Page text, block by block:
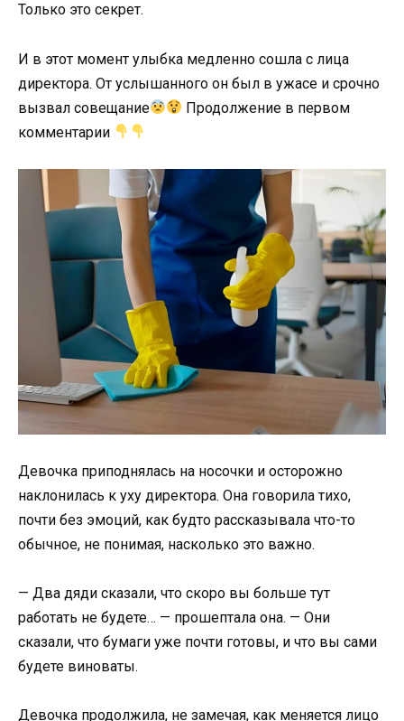
Только это секрет.
И в этот момент улыбка медленно сошла с лица
директора. От услышанного он был в ужасе и срочно
вызвал совещание
Продолжение в первом
комментарии
Девочка приподнялась на носочки и осторожно
наклонилась к уху директора. Она говорила тихо,
почти без эмоций, как будто рассказывала что-то
обычное, не понимая, насколько это важно.
— Два дяди сказали, что скоро вы больше тут
работать не будете… — прошептала она. — Они
сказали, что бумаги уже почти готовы, и что вы сами
будете виноваты.
Девочка продолжила, не замечая, как меняется лицо